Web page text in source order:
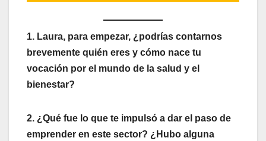
1. Laura, para empezar, ¿podrías contarnos
brevemente quién eres y cómo nace tu
vocación por el mundo de la salud y el
bienestar?
2. ¿Qué fue lo que te impulsó a dar el paso de
emprender en este sector? ¿Hubo alguna